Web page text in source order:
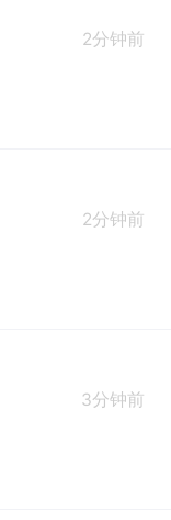
2分钟前
2分钟前
3分钟前